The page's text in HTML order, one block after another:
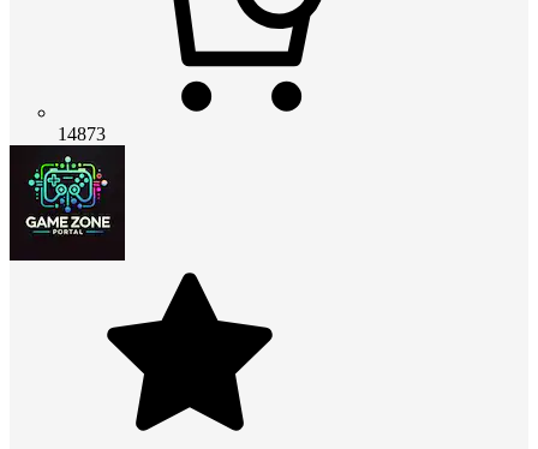
14873